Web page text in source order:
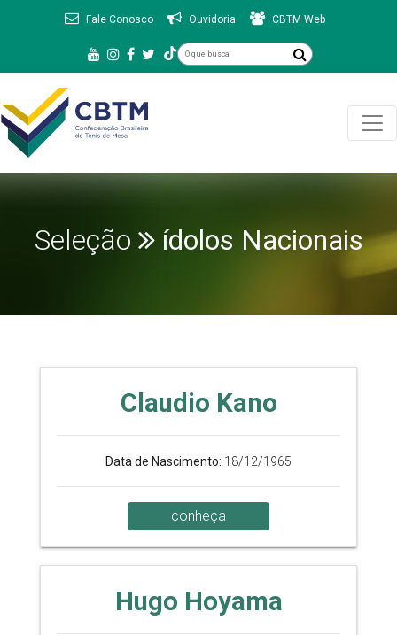
Fale Conosco Ouvidoria CBTM Web
Seleção ídolos Nacionais
Claudio Kano
Data de Nascimento: 18/12/1965
conheça
Hugo Hoyama